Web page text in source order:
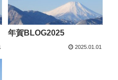
年賀BLOG2025
2025.01.01